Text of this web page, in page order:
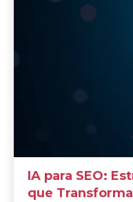
IA para SEO:
que